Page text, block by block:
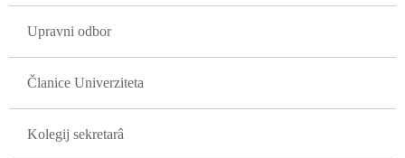
Upravni odbor
Članice Univerziteta
Kolegij sekretarâ